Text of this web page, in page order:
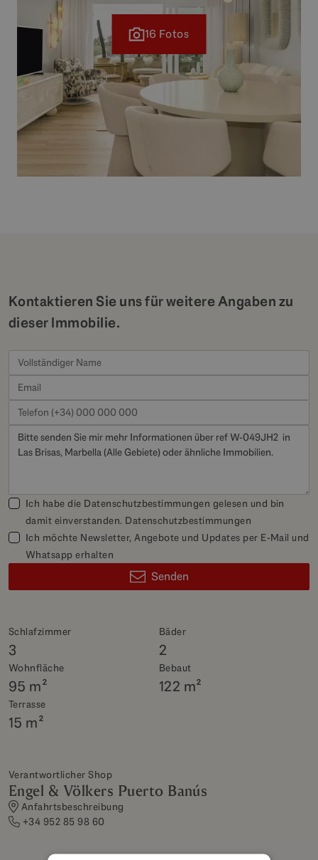
16 Fotos
Kontaktieren Sie uns für weitere Angaben zu
dieser Immobilie.
Schlafzimmer
3
Bäder
2
Wohnfläche
95 m²
Bebaut
122 m²
Terrasse
15 m²
Verantwortlicher Shop
Engel & Völkers Puerto Banús
Anfahrtsbeschreibung
+34 952 85 98 60
Ich habe die Datenschutzbestimmungen gelesen und bin
damit einverstanden. Datenschutzbestimmungen
Ich möchte Newsletter, Angebote und Updates per E-Mail und
Whatsapp erhalten
Senden